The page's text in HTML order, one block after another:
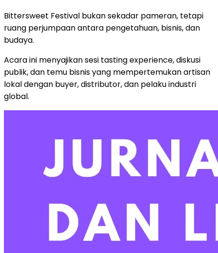
Bittersweet Festival bukan sekadar pameran, tetapi
ruang perjumpaan antara pengetahuan, bisnis, dan
budaya.
Acara ini menyajikan sesi tasting experience, diskusi
publik, dan temu bisnis yang mempertemukan artisan
lokal dengan buyer, distributor, dan pelaku industri
global.